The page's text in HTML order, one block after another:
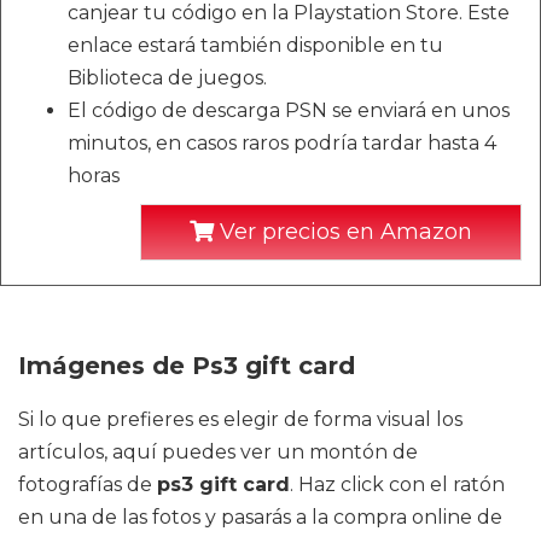
canjear tu código en la Playstation Store. Este
enlace estará también disponible en tu
Biblioteca de juegos.
El código de descarga PSN se enviará en unos
minutos, en casos raros podría tardar hasta 4
horas
Ver precios en Amazon
Imágenes de Ps3 gift card
Si lo que prefieres es elegir de forma visual los
artículos, aquí puedes ver un montón de
fotografías de ps3 gift card. Haz click con el ratón
en una de las fotos y pasarás a la compra online de